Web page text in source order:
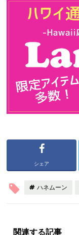
シェア
ハネムーン
関連する記事